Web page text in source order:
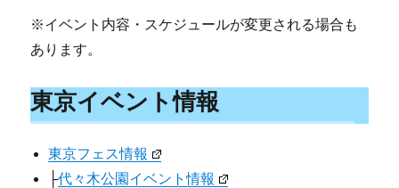
※イベント内容・スケジュールが変更される場合も
あります。
東京イベント情報
東京フェス情報
├代々木公園イベント情報